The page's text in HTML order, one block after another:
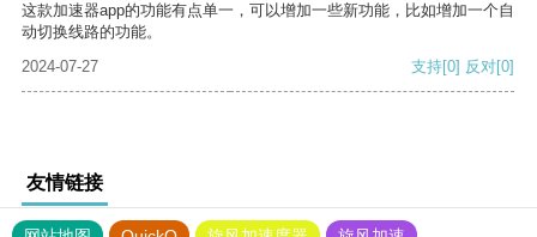
这款加速器app的功能有点单一，可以增加一些新功能，比如增加一个自
动切换线路的功能。
2024-07-27
支持[0] 反对[0]
友情链接